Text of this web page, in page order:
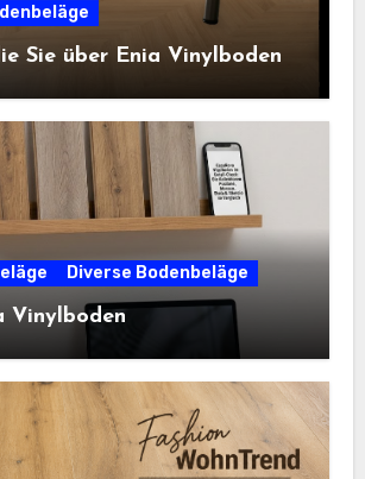
Sie über Enia Vinylboden
Diverse Bodenbeläge
Vinylboden